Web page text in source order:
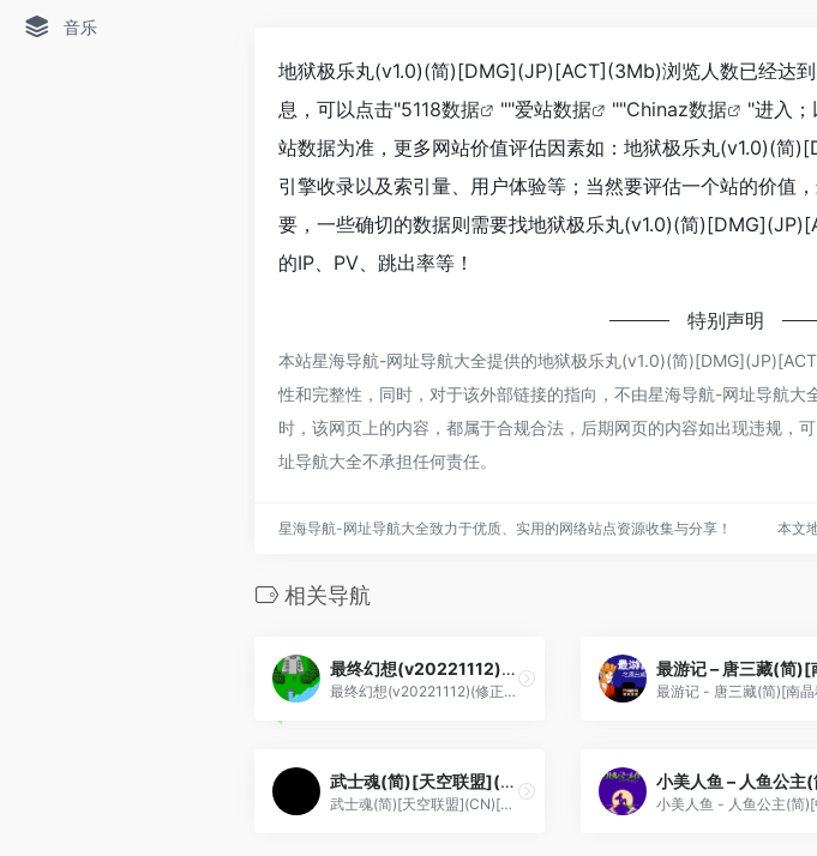
音乐
地狱极乐丸(v1.0)(简)[DMG](JP)[ACT](3Mb)浏览人数已经达
息，可以点击"5118数据 ""爱站数据 ""Chinaz数据
"进入
站数据为准，更多网站价值评估因素如：地狱极乐丸(v1.0)(简
引擎收录以及索引量、用户体验等；当然要评估一个站的价值
要，一些确切的数据则需要找地狱极乐丸(v1.0)(简
的IP、PV、跳出率等！
特别声明
本站星海导航-网址导航大全提供的地狱极乐丸(v1.0)(简
性和完整性，同时，对于该外部链接的指向，不由星海导航-网址导航
时，该网页上的内容，都属于合规合法，后期网页的内容如出现违规，
址导航大全不承担任何责任。
星海导航-网址导航大全致力于优质、实用的网络站点资源收集与分享！ 本文
相关导航
最终幻想(v20221112)(修正版)(简)[外星科技+晚风轻起](JP)[RPG](4Mb)
最终幻想(v20221112)(修正版)(简)[外星科技+晚风轻起](JP)[RPG](4Mb)
武士魂(简)[天空联盟](CN)[FTG](3Mb)
武士魂(简)[天空联盟](CN)[FTG](3Mb)